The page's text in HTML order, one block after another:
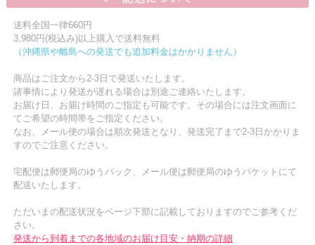
送料全国一律660円
3,980円(税込み)以上購入で送料無料
（沖縄県や離島への発送でも追加料金はかかりません）
商品はご注文から2-3日で発送いたします。
諸事情により発送が遅れる場合は別途ご連絡いたします。
お届け日、お届け時間のご指定も可能です。その場合には注文画面に
てご希望の時間帯をご指定ください。
なお、メール便の場合は順次発送となり、発送完了まで2-3日かかりま
すのでご注意ください。
宅配便は郵便局のゆうパック、メール便は郵便局のゆうパケットにて
配送いたします。
ただいまの配送状況をページ下部に記載しておりますのでご参考くだ
さい。
発送から到着までの各地域のお届け目安・納期の詳細